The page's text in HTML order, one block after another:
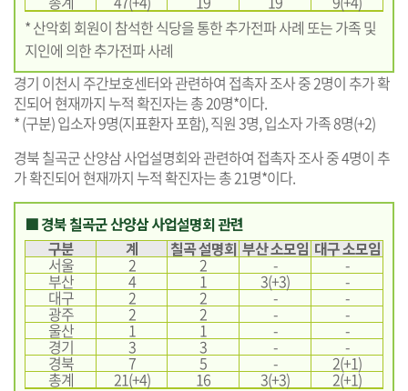
* 산악회 회원이 참석한 식당을 통한 추가전파 사례 또는 가족 및
지인에 의한 추가전파 사례
경기 이천시 주간보호센터와 관련하여 접촉자 조사 중 2명이 추가 확
진되어 현재까지 누적 확진자는 총 20명*이다.
* (구분) 입소자 9명(지표환자 포함), 직원 3명, 입소자 가족 8명(+2)
경북 칠곡군 산양삼 사업설명회와 관련하여 접촉자 조사 중 4명이 추
가 확진되어 현재까지 누적 확진자는 총 21명*이다.
■ 경북 칠곡군 산양삼 사업설명회 관련
구분
계 칠곡 설명회 부산 소모임 대구 소모임
서울 2 2 - -
부산 4 1 3(+3) -
대구 2 2 - -
광주 2 2 - -
울산 1 1 - -
경기 3 3 - -
경북 7 5 - 2(+1)
총계 21(+4) 16 3(+3)
2(+1)